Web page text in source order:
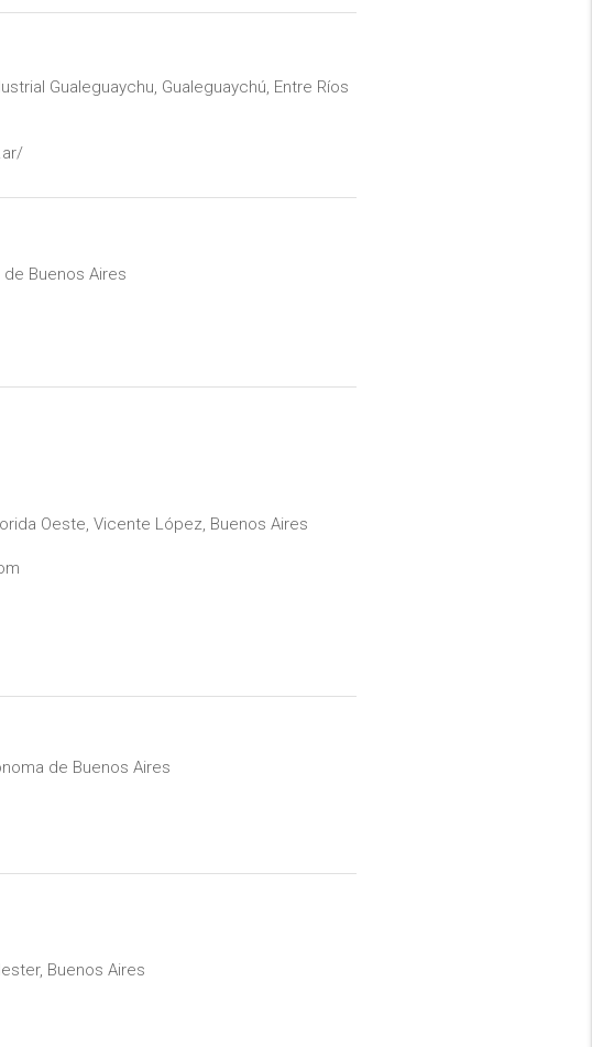
Gualeguaychu, Gualeguaychú, Entre Ríos
de Buenos Aires
Oeste, Vicente López, Buenos Aires
de Buenos Aires
Buenos Aires